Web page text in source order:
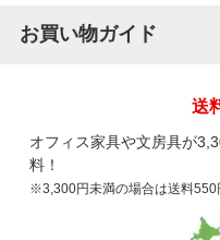
お買い物ガイド
送
オフィス家具や文房具が
料！
※3,300円未満の場合は送料550